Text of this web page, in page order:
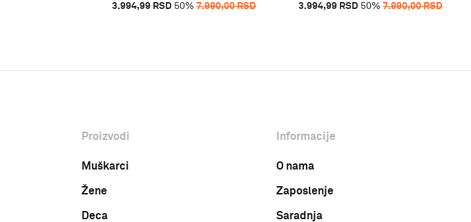
3.994,99 RSD 50% 7.990,00RSD 3.994,99 RSD 50% 7.990,00RSD
Proizvodi
Muškarci
Žene
Deca
Informacije
O nama
Zaposlenje
Saradnja